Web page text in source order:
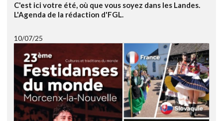
C'est ici votre été, où que vous soyez dans les Landes.
L'Agenda de la rédaction d'FGL.
10/07/25